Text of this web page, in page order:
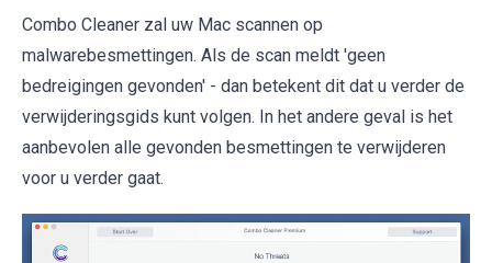
Combo Cleaner zal uw Mac scannen op
malwarebesmettingen. Als de scan meldt 'geen
bedreigingen gevonden' - dan betekent dit dat u verder de
verwijderingsgids kunt volgen. In het andere geval is het
aanbevolen alle gevonden besmettingen te verwijderen
voor u verder gaat.